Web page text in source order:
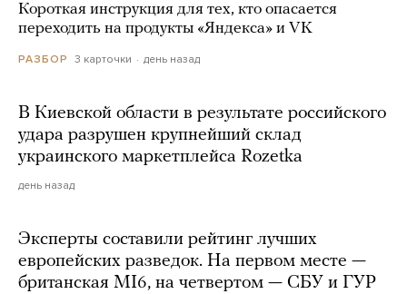
Короткая инструкция для тех, кто опасается
переходить на продукты «Яндекса» и VK
РАЗБОР 3 карточки день назад
В Киевской области в результате российского
удара разрушен крупнейший склад
украинского маркетплейса Rozetka
день назад
Эксперты составили рейтинг лучших
европейских разведок. На первом месте —
британская MI6, на четвертом — СБУ и ГУР